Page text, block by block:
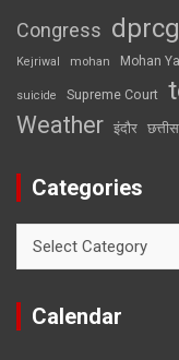
Congress dprcg
Kejriwal mohan Mohan
suicide Supreme Court
Weather इंदौर
Categories
Calendar